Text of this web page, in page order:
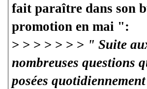
fait paraître dans son
promotion en mai ":
> > > > > > > " Suite
nombreuses questions
posées quotidiennement